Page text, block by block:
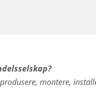
montere,